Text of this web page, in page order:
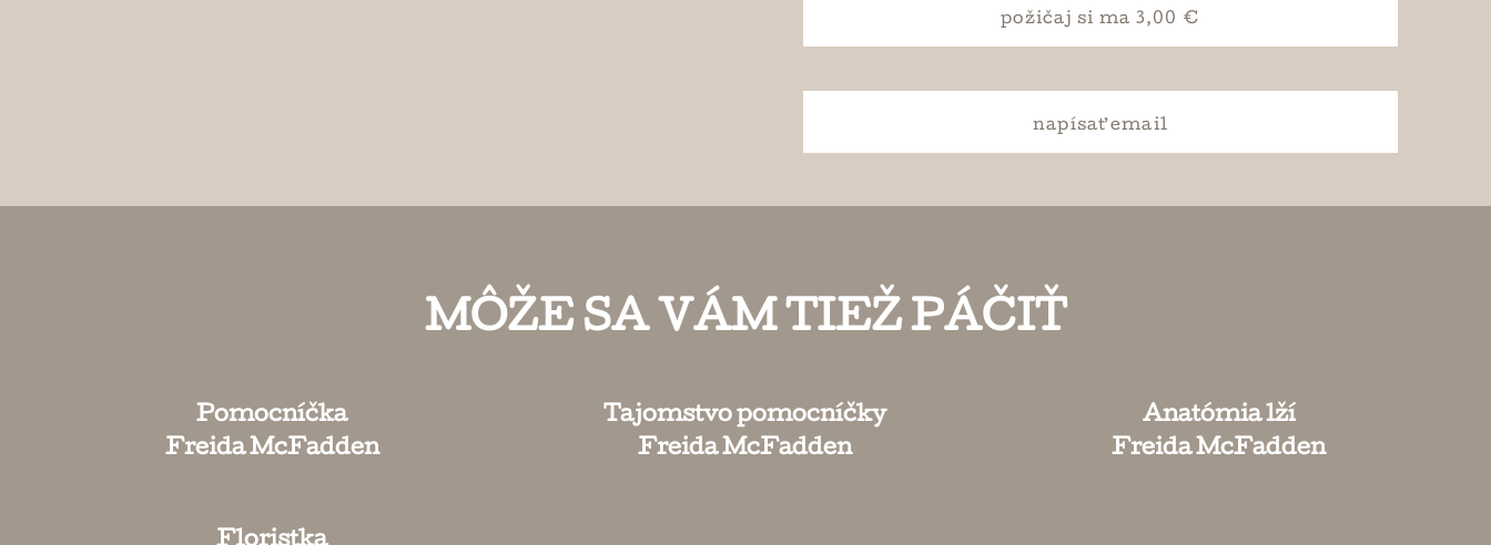
požičaj si ma 3,00 €
napísaťemail
MÔŽE SA VÁM TIEŽ PÁČIŤ
Pomocníčka
Freida McFadden
Tajomstvo pomocníčky
Freida McFadden
Anatómia lží
Freida McFadden